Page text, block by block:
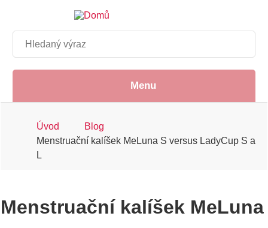
obsahu
Hledat
Menu
Drobečková
navigace
Úvod
Blog
Menstruační kalíšek MeLuna S versus LadyCup S a
L
Menstruační kalíšek MeLuna